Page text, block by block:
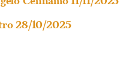
28/10/2025